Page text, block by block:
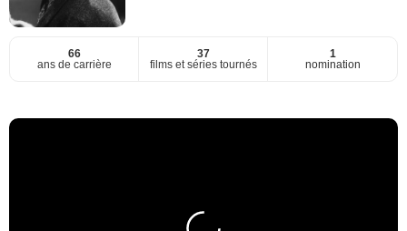
66
ans de carrière
37
films et séries tournés
1
nomination